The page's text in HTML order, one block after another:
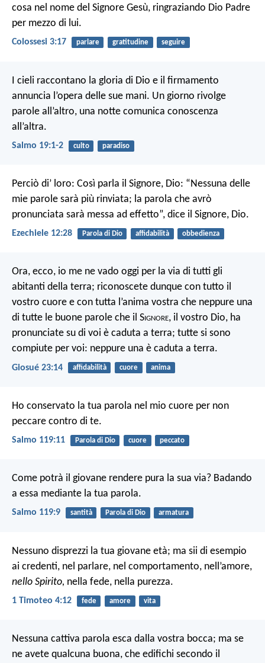
cosa nel nome del Signore Gesù, ringraziando Dio Padre
per mezzo di lui.
Colossesi 3:17 parlare gratitudine seguire
I cieli raccontano la gloria di Dio e il firmamento
annuncia l’opera delle sue mani. Un giorno rivolge
parole all’altro, una notte comunica conoscenza
all’altra.
Salmo 19:1-2 culto paradiso
Perciò di’ loro: Così parla il Signore, Dio: “Nessuna delle
mie parole sarà più rinviata; la parola che avrò
pronunciata sarà messa ad effetto”, dice il Signore, Dio.
Ezechiele 12:28 Parola di Dio affidabilità obbedienza
Ora, ecco, io me ne vado oggi per la via di tutti gli
abitanti della terra; riconoscete dunque con tutto il
vostro cuore e con tutta l’anima vostra che neppure una
di tutte le buone parole che il Signore, il vostro Dio, ha
pronunciate su di voi è caduta a terra; tutte si sono
compiute per voi: neppure una è caduta a terra.
Giosué 23:14 affidabilità cuore anima
Ho conservato la tua parola nel mio cuore per non
peccare contro di te.
Salmo 119:11 Parola di Dio cuore peccato
Come potrà il giovane rendere pura la sua via? Badando
a essa mediante la tua parola.
Salmo 119:9 santità Parola di Dio armatura
Nessuno disprezzi la tua giovane età; ma sii di esempio
ai credenti, nel parlare, nel comportamento, nell’amore,
nello Spirito, nella fede, nella purezza.
1 Timoteo 4:12 fede amore vita
Nessuna cattiva parola esca dalla vostra bocca; ma se
ne avete qualcuna buona, che edifichi secondo il